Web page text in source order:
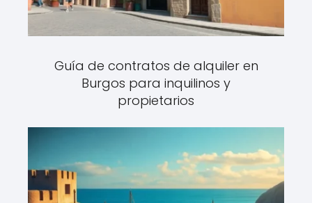
Guía de contratos de alquiler en
Burgos para inquilinos y
propietarios